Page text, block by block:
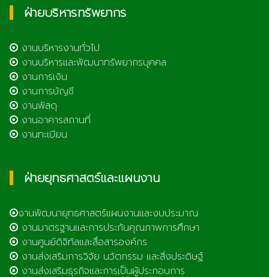
ฝ่ายบริหารทรัพยากร
งานบริหารงานทั่วไป
งานบริหารและพัฒนาทรัพยากรบุคคล
งานการเงิน
งานการบัญชี
งานพัสดุ
งานอาคารสถานที่
งานทะเบียน
ฝ่ายยุทธศาสตร์และแผนงาน
งานพัฒนายุทธศาสตร์แผนงานและงบประมาณ
งานมาตรฐานและการประกันคุณภาพการศึกษา
งานศูนย์ดิจิทัลและสื่อสารองค์กร
งานส่งเสริมการวิจัย นวัตกรรม และสิ่งประดิษฐ์
งานส่งเสริมธุรกิจและการเป็นผู้ประกอบการ